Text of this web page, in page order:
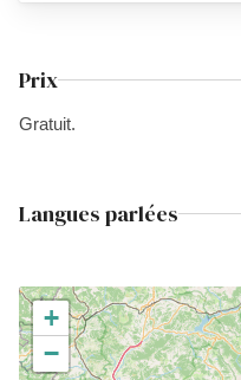
Prix
Gratuit.
Langues parlées
+
−